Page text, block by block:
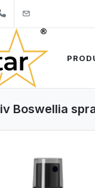
+421904262747
Boswellia